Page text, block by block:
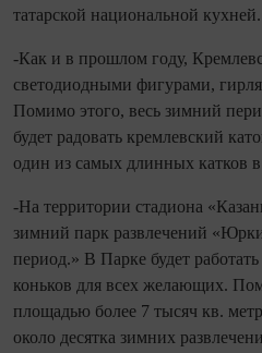
татарской национальной кухней.
-Как и в прошлом году,
светодиодными фигурами,
Помимо этого, весь зимний
будет радовать кремлевский
один из самых длинных катков
-На территории стадиона
зимний парк развлечений
период.» В Парке будет работать
коньков для всех желающих.
площадью более 7 тысяч кв.
около десятка зимних